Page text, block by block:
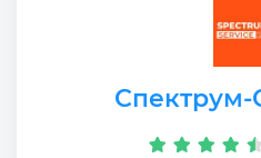
Спектрум-